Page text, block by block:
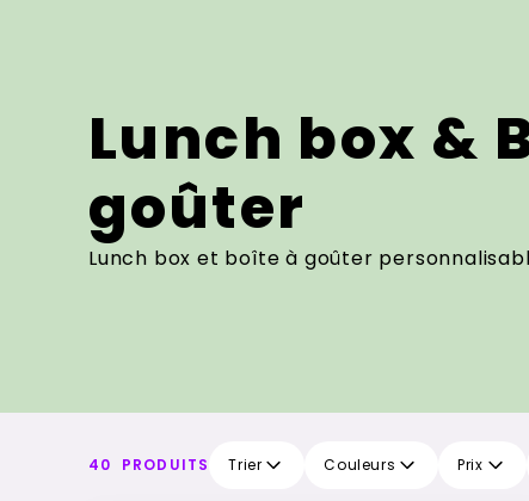
Lunch box &
goûter
Lunch box et boîte à goûter
40 PRODUITS Trier Couleurs Prix